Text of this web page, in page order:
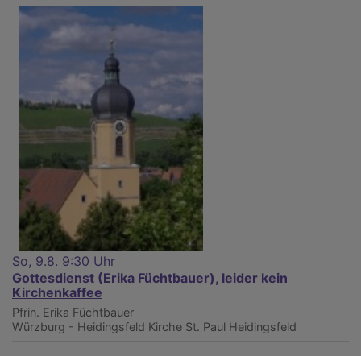
So, 9.8. 9:30 Uhr
Gottesdienst (Erika Füchtbauer), leider kein
Kirchenkaffee
Pfrin. Erika Füchtbauer
Würzburg - Heidingsfeld Kirche St. Paul Heidingsfeld